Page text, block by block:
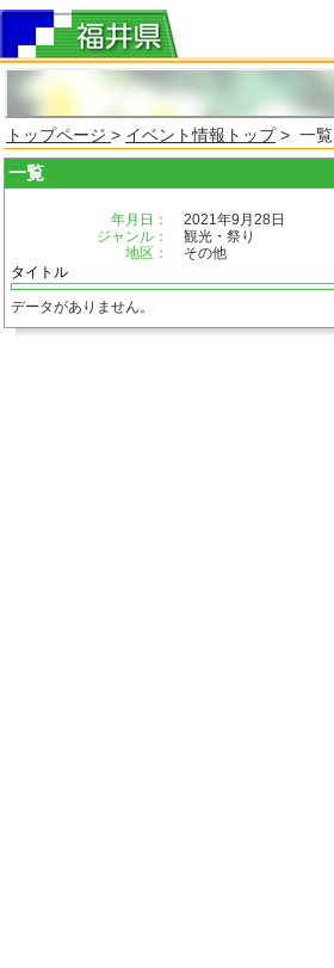
トップページ > イベント情報トップ> 一覧
一覧
年月日：
2021年9月28日
ジャンル：
観光・祭り
地区：
その他
タイトル
データがありません。